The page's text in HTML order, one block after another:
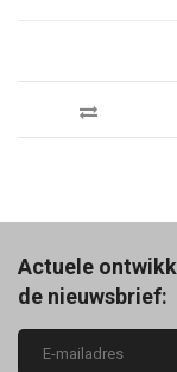
Actuele
de nieuwsbrief: